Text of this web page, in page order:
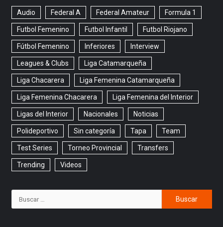
Audio Federal A Federal Amateur Formula 1
Futbol Femenino Futbol Infantil Futbol Riojano
Fútbol Femenino Inferiores Interview
Leagues & Clubs Liga Catamarqueña
Liga Chacarera Liga Femenina Catamarqueña
Liga Femenina Chacarera Liga Femenina del Interior
Ligas del Interior Nacionales Noticias
Polideportivo Sin categoría Tapa Team
Test Series Torneo Provincial Transfers
Trending Videos